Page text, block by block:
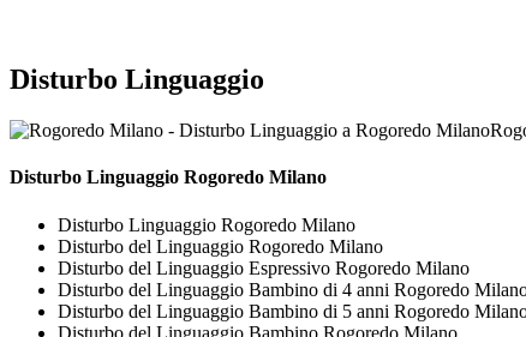
Disturbo Linguaggio
Disturbo Linguaggio Rogoredo Milano
Disturbo Linguaggio Rogoredo Milano
Disturbo del Linguaggio Rogoredo Milano
Disturbo del Linguaggio Espressivo Rogoredo Milano
Disturbo del Linguaggio Bambino di 4 anni Rogoredo
Disturbo del Linguaggio Bambino di 5 anni Rogoredo
Disturbo del Linguaggio Bambino Rogoredo Milano